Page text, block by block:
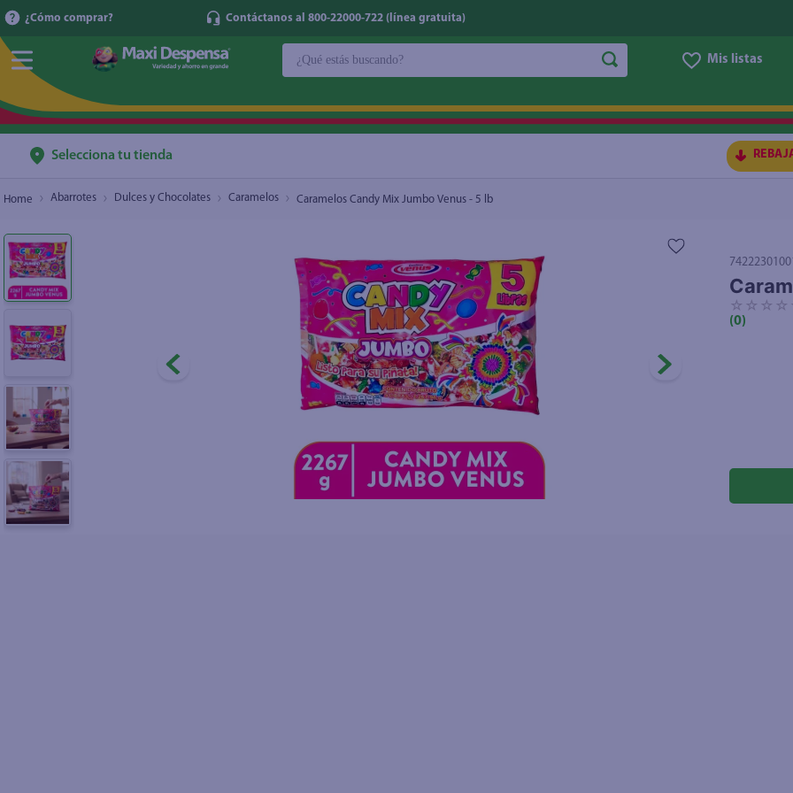
¿Cómo comprar? Contáctanos al 800-22000-722 (línea gratuita)
Mis listas
Selecciona tu tienda
Abarrotes Dulces y Chocolates Caramelos Caramelos Candy Mix Jumbo Venus - 5 lb
☆ ☆ ☆ ☆
(0)
Caramelos Candy Mix Jumbo Venus - 5 lb
1.
cerveza
6.
pañales
7.
samsung
8.
shampoo
9.
papel higiénico
10. azucar